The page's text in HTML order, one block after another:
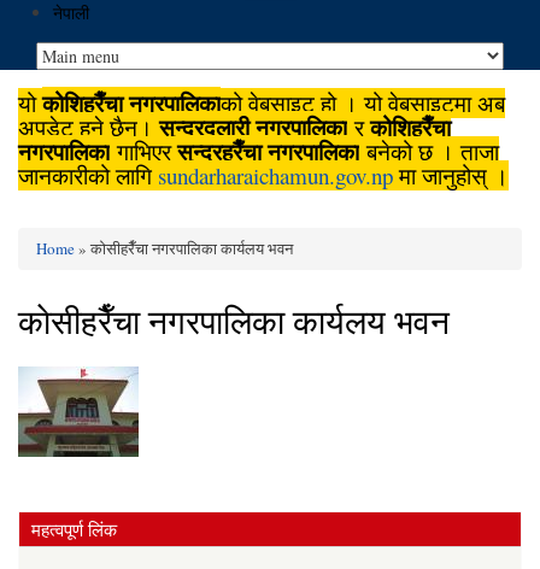
नेपाली
योकोशिहरैँचा नगरपालिकाको वेबसाइट हो । यो वेबसाइटमा अब
अपडेट हुने छैन।सुन्दरदुलारी नगरपालिका रकोशिहरैँचा
नगरपालिका गाभिएरसुन्दरहरैँचा नगरपालिका बनेको छ । ताजा
जानकारीको लागि sundarharaichamun.gov.npमा जानुहोस् ।
Home» काेसीहरैँचा नगरपालिका कार्यलय भवन
काेसीहरैँचा नगरपालिका कार्यलय भवन
महत्वपूर्ण लिंक